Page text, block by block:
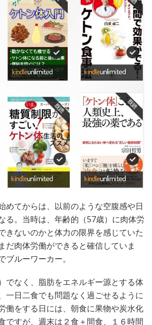
めてからは、以前のような空腹感や日
る。当時は、年齢的（57歳）に肉体労
きないのかと体力の限界を感じていた
だ肉体労働ができると確信していま
ルーワーカー。
でなく、脂肪をエネルギー源とする体
一日二食でも問題なく過ごせるように
働をする日には、朝食に果物や炭水化
ですが、週末は２食＋間食、１６時間